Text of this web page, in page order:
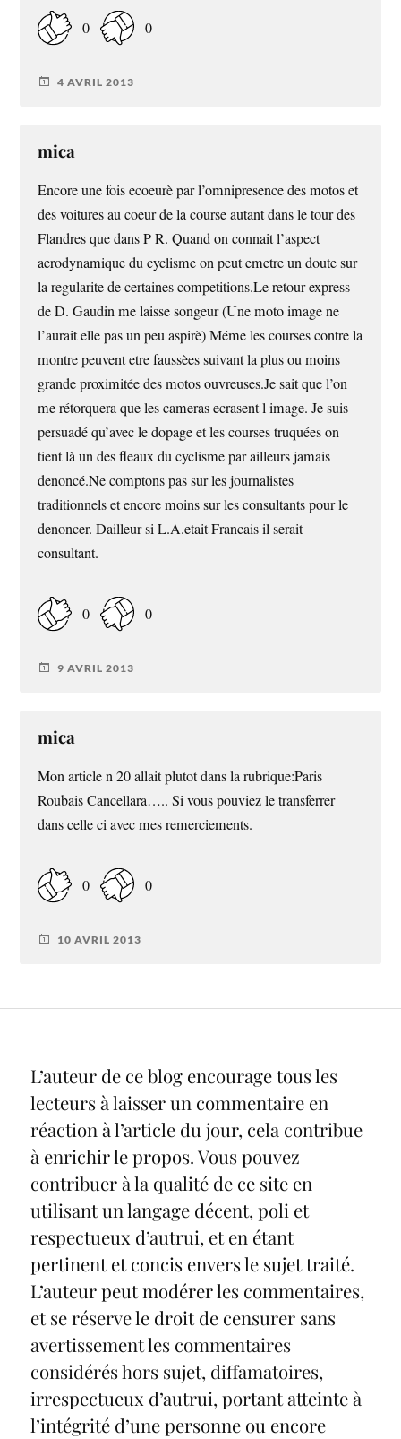
0 0
4 AVRIL 2013
mica
Encore une fois ecoeurè par l’omnipresence des motos et
des voitures au coeur de la course autant dans le tour des
Flandres que dans P R. Quand on connait l’aspect
aerodynamique du cyclisme on peut emetre un doute sur
la regularite de certaines competitions.Le retour express
de D. Gaudin me laisse songeur (Une moto image ne
l’aurait elle pas un peu aspirè) Méme les courses contre la
montre peuvent etre faussèes suivant la plus ou moins
grande proximitée des motos ouvreuses.Je sait que l’on
me rétorquera que les cameras ecrasent l image. Je suis
persuadé qu’avec le dopage et les courses truquées on
tient là un des fleaux du cyclisme par ailleurs jamais
denoncé.Ne comptons pas sur les journalistes
traditionnels et encore moins sur les consultants pour le
denoncer. Dailleur si L.A.etait Francais il serait
consultant.
0 0
9 AVRIL 2013
mica
Mon article n 20 allait plutot dans la rubrique:Paris
Roubais Cancellara….. Si vous pouviez le transferrer
dans celle ci avec mes remerciements.
0 0
10 AVRIL 2013
L’auteur de ce blog encourage tous les
lecteurs à laisser un commentaire en
réaction à l’article du jour, cela contribue
à enrichir le propos. Vous pouvez
contribuer à la qualité de ce site en
utilisant un langage décent, poli et
respectueux d’autrui, et en étant
pertinent et concis envers le sujet traité.
L’auteur peut modérer les commentaires,
et se réserve le droit de censurer sans
avertissement les commentaires
considérés hors sujet, diffamatoires,
irrespectueux d’autrui, portant atteinte à
l’intégrité d’une personne ou encore